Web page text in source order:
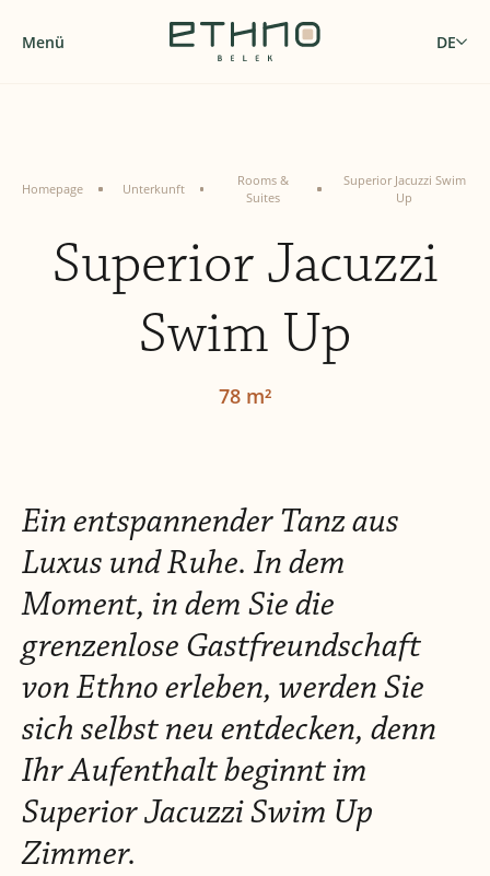
Menü DE
Homepage Unterkunft
Rooms &
Suites
Superior Jacuzzi Swim
Up
Superior Jacuzzi
Swim Up
78 m²
Ein entspannender Tanz aus
Luxus und Ruhe. In dem
Moment, in dem Sie die
grenzenlose Gastfreundschaft
von Ethno erleben, werden Sie
sich selbst neu entdecken, denn
Ihr Aufenthalt beginnt im
Superior Jacuzzi Swim Up
Zimmer.